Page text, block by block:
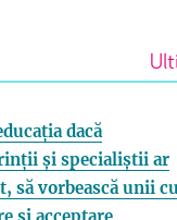
dacă
și specialiștii ar
să vorbească unii cu
și acceptare